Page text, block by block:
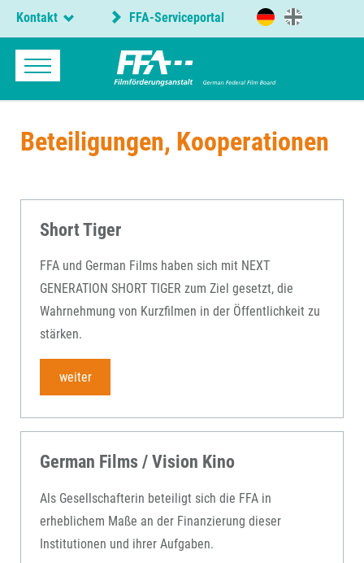
Kontakt FFA-Serviceportal
Beteiligungen, Kooperationen
Short Tiger
FFA und German Films haben sich mit NEXT
GENERATION SHORT TIGER zum Ziel gesetzt, die
Wahrnehmung von Kurzfilmen in der Öffentlichkeit zu
stärken.
weiter
German Films / Vision Kino
Als Gesellschafterin beteiligt sich die FFA in
erheblichem Maße an der Finanzierung dieser
Institutionen und ihrer Aufgaben.